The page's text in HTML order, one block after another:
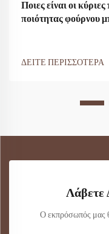
Ποιες είναι οι
ποιότητας φούρνου
ΔΕΙΤΕ ΠΕΡΙΣΣΟΤΕΡΑ
Λάβετε
Ο εκπρόσωπός μας